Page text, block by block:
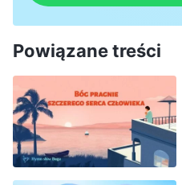
Powiązane treści